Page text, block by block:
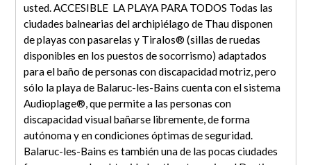
usted. ACCESIBLE LA PLAYA PARA TODOS Todas las
ciudades balnearias del archipiélago de Thau disponen
de playas con pasarelas y Tiralos® (sillas de ruedas
disponibles en los puestos de socorrismo) adaptados
para el baño de personas con discapacidad motriz, pero
sólo la playa de Balaruc-les-Bains cuenta con el sistema
Audioplage®, que permite a las personas con
discapacidad visual bañarse libremente, de forma
autónoma y en condiciones óptimas de seguridad.
Balaruc-les-Bains es también una de las pocas ciudades